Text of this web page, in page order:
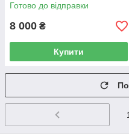
Готово до відправки
8 000 ₴
Купити
1